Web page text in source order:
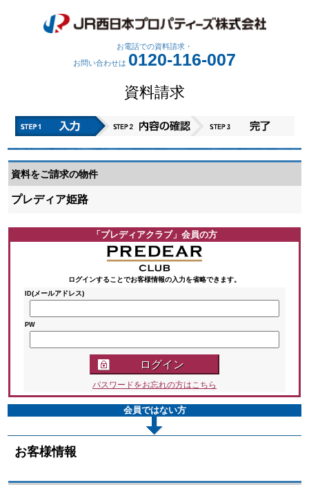
お電話での資料請求・
お問い合わせは 0120-116-007
資料請求
資料をご請求の物件
プレディア姫路
「プレディアクラブ」会員の方
ログインすることでお客様情報の入力を省略できます。
ID(メールアドレス)
PW
パスワードをお忘れの方はこちら
会員ではない方
お客様情報